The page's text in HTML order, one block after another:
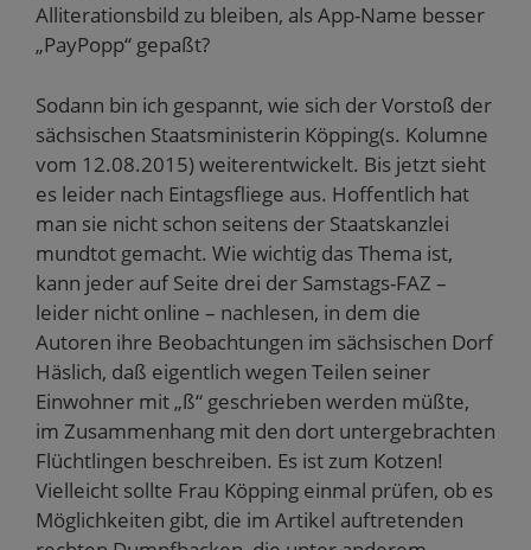
Alliterationsbild zu bleiben, als App-Name besser
„PayPopp“ gepaßt?
Sodann bin ich gespannt, wie sich der Vorstoß der
sächsischen Staatsministerin Köpping(s. Kolumne
vom 12.08.2015) weiterentwickelt. Bis jetzt sieht
es leider nach Eintagsfliege aus. Hoffentlich hat
man sie nicht schon seitens der Staatskanzlei
mundtot gemacht. Wie wichtig das Thema ist,
kann jeder auf Seite drei der Samstags-FAZ –
leider nicht online – nachlesen, in dem die
Autoren ihre Beobachtungen im sächsischen Dorf
Häslich, daß eigentlich wegen Teilen seiner
Einwohner mit „ß“ geschrieben werden müßte,
im Zusammenhang mit den dort untergebrachten
Flüchtlingen beschreiben. Es ist zum Kotzen!
Vielleicht sollte Frau Köpping einmal prüfen, ob es
Möglichkeiten gibt, die im Artikel auftretenden